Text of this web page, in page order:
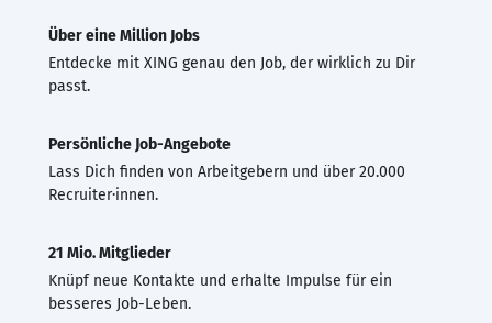
Über eine Million Jobs
Entdecke mit XING genau den Job, der wirklich zu Dir
passt.
Persönliche Job-Angebote
Lass Dich finden von Arbeitgebern und über 20.000
Recruiter·innen.
21 Mio. Mitglieder
Knüpf neue Kontakte und erhalte Impulse für ein
besseres Job-Leben.